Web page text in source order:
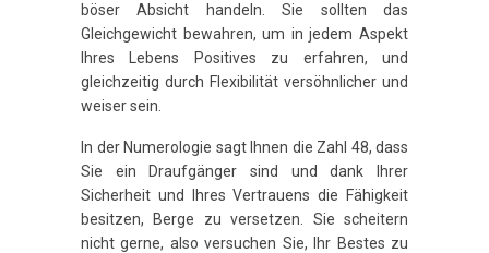
böser Absicht handeln. Sie sollten das
Gleichgewicht bewahren, um in jedem Aspekt
Ihres Lebens Positives zu erfahren, und
gleichzeitig durch Flexibilität versöhnlicher und
weiser sein.
In der Numerologie sagt Ihnen die Zahl 48, dass
Sie ein Draufgänger sind und dank Ihrer
Sicherheit und Ihres Vertrauens die Fähigkeit
besitzen, Berge zu versetzen. Sie scheitern
nicht gerne, also versuchen Sie, Ihr Bestes zu